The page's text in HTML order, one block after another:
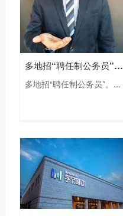
多地招“聘任制公务员”，最高年薪80万
多地招“聘任制公务员”。...